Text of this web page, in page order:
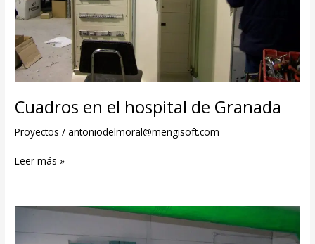
Cuadros en el hospital de Granada
Proyectos /antoniodelmoral@mengisoft.com
Leer más »